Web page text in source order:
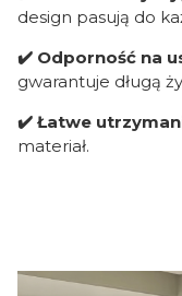
design pasują do
✔️ Odporność na
gwarantuje długą
✔️ Łatwe
materiał.